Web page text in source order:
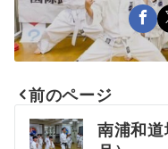
投
前のページ
南浦和